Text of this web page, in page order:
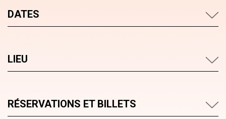
DATES
LIEU
RÉSERVATIONS ET BILLETS